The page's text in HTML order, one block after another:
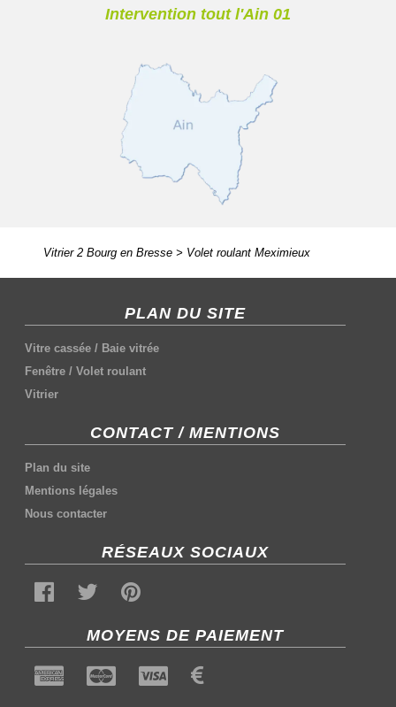
Intervention tout l'Ain 01
Vitrier 2 Bourg en Bresse> Volet roulant Meximieux
PLAN DU SITE
Vitre cassée / Baie vitrée
Fenêtre /Volet roulant
Vitrier
CONTACT / MENTIONS
Plan du site
Mentions légales
Nous contacter
RÉSEAUX SOCIAUX
MOYENS DE PAIEMENT